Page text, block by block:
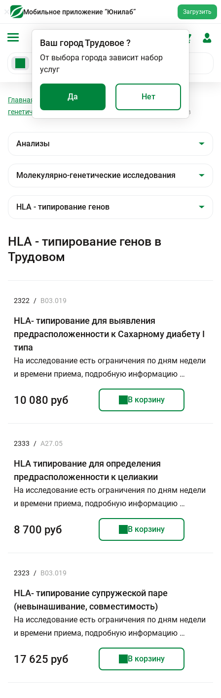
Мобильное приложение “Юнилаб” Загрузить
Ваш городТрудовое ?
От выбора города зависит набор
услуг
Да Нет
Главная Анализы
Молекулярно-
генетические исследования
HLA - типирование генов
HLA - типирование генов в
Трудовом
2322 / B03.019
HLA- типирование для выявления
предрасположенности к Сахарному диабету I
типа
На исследование есть ограничения по дням недели
и времени приема, подробную информацию …
10 080 руб В корзину
2333 / А27.05
HLA типирование для определения
предрасположенности к целиакии
На исследование есть ограничения по дням недели
и времени приема, подробную информацию …
8 700 руб В корзину
2323 / B03.019
HLA- типирование супружеской паре
(невынашивание, совместимость)
На исследование есть ограничения по дням недели
и времени приема, подробную информацию …
17 625 руб В корзину